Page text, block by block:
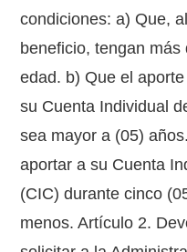
condiciones: a) Que,
beneficio, tengan
edad. b) Que el
su Cuenta Individual
sea mayor a (05)
aportar a su Cuenta
(CIC) durante cinco
menos. Artículo 2.